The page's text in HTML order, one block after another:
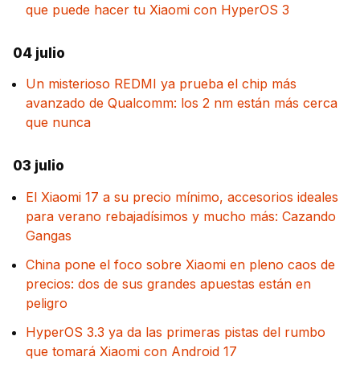
que puede hacer tu Xiaomi con HyperOS 3
04 julio
Un misterioso REDMI ya prueba el chip más
avanzado de Qualcomm: los 2 nm están más cerca
que nunca
03 julio
El Xiaomi 17 a su precio mínimo, accesorios ideales
para verano rebajadísimos y mucho más: Cazando
Gangas
China pone el foco sobre Xiaomi en pleno caos de
precios: dos de sus grandes apuestas están en
peligro
HyperOS 3.3 ya da las primeras pistas del rumbo
que tomará Xiaomi con Android 17